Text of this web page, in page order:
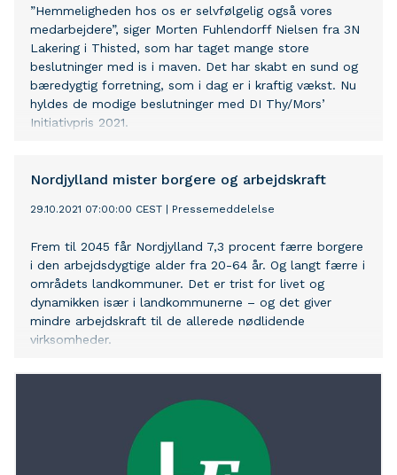
”Hemmeligheden hos os er selvfølgelig også vores
medarbejdere”, siger Morten Fuhlendorff Nielsen fra 3N
Lakering i Thisted, som har taget mange store
beslutninger med is i maven. Det har skabt en sund og
bæredygtig forretning, som i dag er i kraftig vækst. Nu
hyldes de modige beslutninger med DI Thy/Mors’
Initiativpris 2021.
Nordjylland mister borgere og arbejdskraft
29.10.2021 07:00:00 CEST Pressemeddelelse
Frem til 2045 får Nordjylland 7,3 procent færre borgere
i den arbejdsdygtige alder fra 20-64 år. Og langt færre i
områdets landkommuner. Det er trist for livet og
dynamikken især i landkommunerne – og det giver
mindre arbejdskraft til de allerede nødlidende
virksomheder.